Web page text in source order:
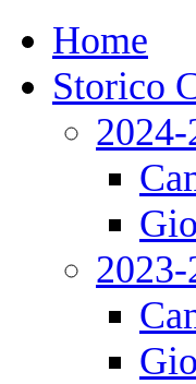
Home
Storico
2024-
2023-